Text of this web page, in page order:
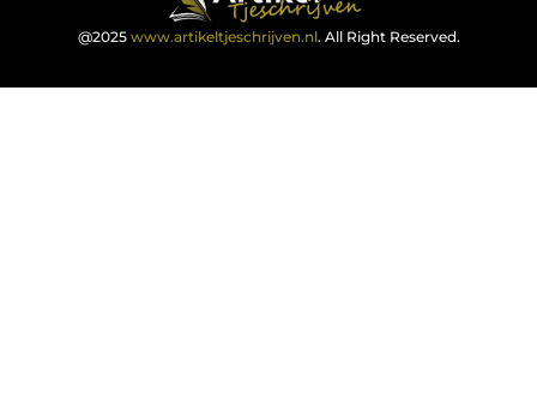
@2025 www.artikeltjeschrijven.nl. All Right Reserved.